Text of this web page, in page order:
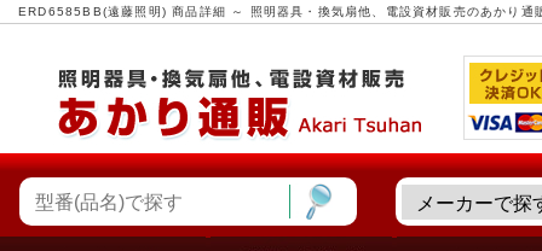
ERD6585BB(遠藤照明) 商品詳細 ～ 照明器具・換気扇他、電設資材販売のあかり通